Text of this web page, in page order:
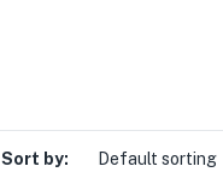
Sort by: Default sorting